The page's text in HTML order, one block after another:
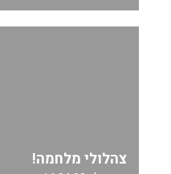
צהלולי מלחמה!